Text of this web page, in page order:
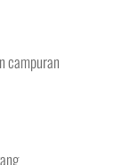
campuran